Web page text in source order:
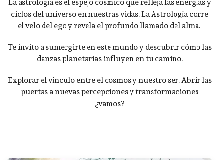
ciclos del universo en nuestras vidas. La Astrología corre
el velo del ego y revela el profundo llamado del alma.
Te invito a sumergirte en este mundo y descubrir cómo las
danzas planetarias influyen en tu camino.
Explorar el vínculo entre el cosmos y nuestro ser. Abrir las
puertas a nuevas percepciones y transformaciones
¿vamos?